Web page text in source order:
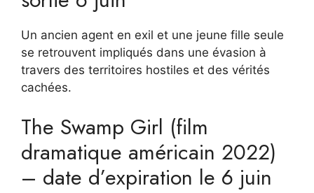
Un ancien agent en exil et une jeune fille seule
se retrouvent impliqués dans une évasion à
travers des territoires hostiles et des vérités
cachées.
The Swamp Girl (film
dramatique américain 2022)
– date d’expiration le 6 juin